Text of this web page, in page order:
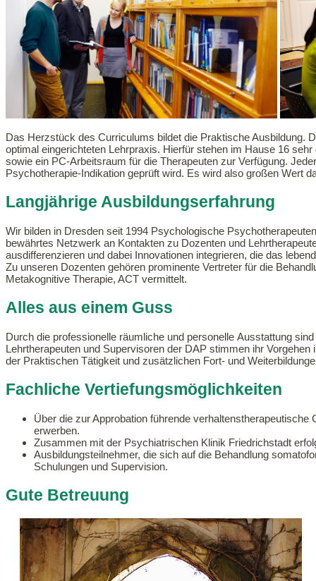
Das Herzstück des Curriculums bildet die Praktische Ausbildung.
optimal eingerichteten Lehrpraxis. Hierfür stehen im Hause 16
sowie ein PC-Arbeitsraum für die Therapeuten zur Verfügung.
Psychotherapie-Indikation geprüft wird. Es wird also großen Wert
Langjährige Ausbildungserfahrung
Wir bilden in Dresden seit 1994 Psychologische
bewährtes Netzwerk an Kontakten zu Dozenten und
ausdifferenzieren und dabei Innovationen integrieren, die das
Zu unseren Dozenten gehören prominente Vertreter für die
Metakognitive Therapie, ACT vermittelt.
Alles aus einem Guss
Durch die professionelle räumliche und personelle Ausstattung
Lehrtherapeuten und Supervisoren der DAP stimmen ihr
der Praktischen Tätigkeit und zusätzlichen Fort- und
Fachliche Vertiefungsmöglichkeiten
Über die zur Approbation führende
erwerben.
Zusammen mit der Psychiatrischen Klinik Friedrichstadt
Ausbildungsteilnehmer, die sich auf die Behandlung
Schulungen und Supervision.
Gute Betreuung